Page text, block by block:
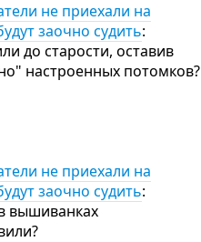
не приехали на
заочно судить:
до старости, оставив
настроенных потомков?
не приехали на
заочно судить:
вышиванках